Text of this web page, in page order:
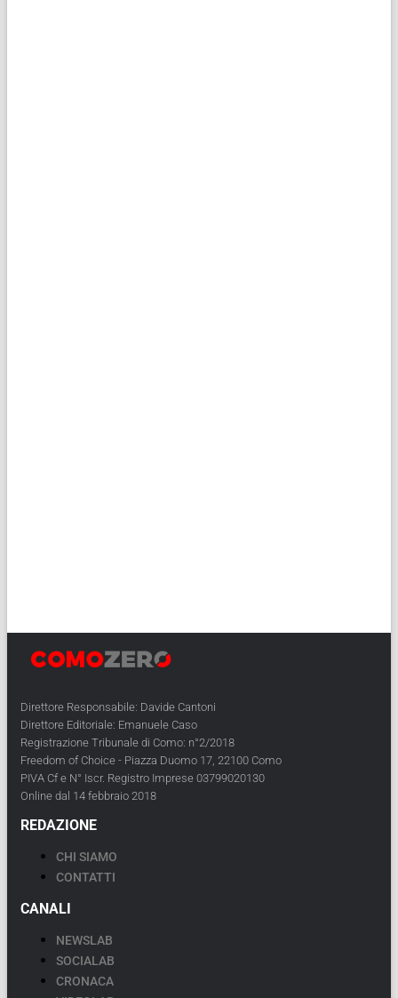
Direttore Responsabile: Davide Cantoni
Direttore Editoriale: Emanuele Caso
Registrazione Tribunale di Como: n°2/2018
Freedom of Choice - Piazza Duomo 17, 22100 Como
PIVA Cf e N° Iscr. Registro Imprese 03799020130
Online dal 14 febbraio 2018
REDAZIONE
CHI SIAMO
CONTATTI
CANALI
NEWSLAB
SOCIALAB
CRONACA